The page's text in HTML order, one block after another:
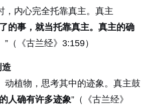
，内心完全托靠真主。真主
的事，就当托靠真主。真主的确
”（《古兰经》3:159）
造
动植物，思考其中的迹象。真主鼓
人确有许多迹象”（《古兰经》